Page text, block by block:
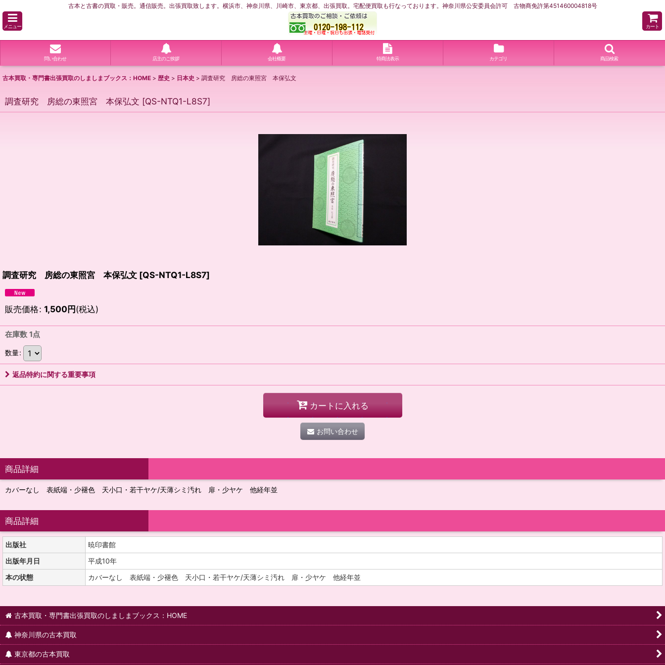
古本と古書の買取・販売。通信販売。出張買取致します。横浜市、神奈川県、川崎市、東京都、出張買取。宅配便買取も行なっております。神奈川県公安委員会許可 古物商免許第451460004818号
メニュー カート
問い合わせ 店主のご挨拶 会社概要 特商法表示 カテゴリ 商品検索
古本買取・専門書出張買取のしましまブックス：HOME > 歴史 > 日本史 > 調査研究 房総の東照宮 本保弘文
調査研究 房総の東照宮 本保弘文 [QS-NTQ1-L8S7]
調査研究 房総の東照宮 本保弘文 [QS-NTQ1-L8S7]
販売価格: 1,500円(税込)
在庫数 1点
数量:
返品特約に関する重要事項
カートに入れる
お問い合わせ
商品詳細
カバーなし 表紙端・少褪色 天小口・若干ヤケ/天薄シミ汚れ 扉・少ヤケ 他経年並
商品詳細
出版社
暁印書館
出版年月日
平成10年
本の状態
カバーなし 表紙端・少褪色 天小口・若干ヤケ/天薄シミ汚れ 扉・少ヤケ 他経年並
古本買取・専門書出張買取のしましまブックス：HOME
神奈川県の古本買取
東京都の古本買取